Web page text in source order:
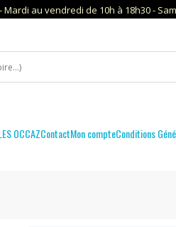
Mardi au vendredi de 10h à 18h30 -
OCCAZContactMon compteConditions